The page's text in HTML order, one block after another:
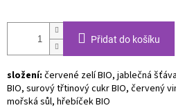
Přidat do košíku
složení: červené zelí BIO, jablečná
BIO, surový třtinový cukr BIO, červený
mořská sůl, hřebíček BIO